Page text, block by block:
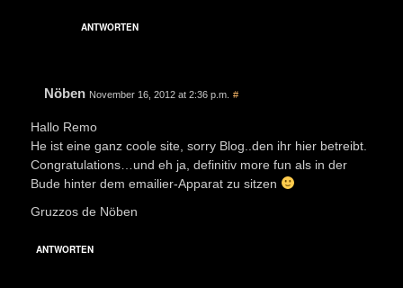
ANTWORTEN
Nöben November 16, 2012 at 2:36 p.m. #
Hallo Remo
He ist eine ganz coole site, sorry Blog..den ihr hier betreibt.
Congratulations…und eh ja, definitiv more fun als in der
Bude hinter dem emailier-Apparat zu sitzen
Gruzzos de Nöben
ANTWORTEN